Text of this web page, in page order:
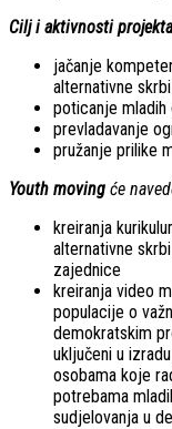
Cilj i aktivnosti
jačanje
alternativne skrbi
poticanje mladih
prevladavanje
pružanje prilike
Youth moving će
kreiranja
alternativne
zajednice
kreiranja video
populacije o
demokratskim
uključeni u
osobama koje
potrebama
sudjelovanja u